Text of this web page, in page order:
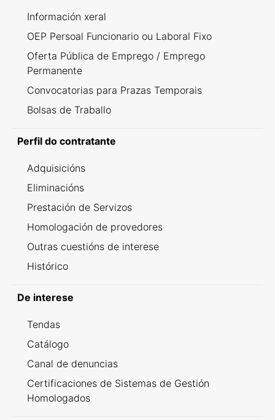
Información xeral
OEP Persoal Funcionario ou Laboral Fixo
Oferta Pública de Emprego / Emprego
Permanente
Convocatorias para Prazas Temporais
Bolsas de Traballo
Perfil do contratante
Adquisicións
Eliminacións
Prestación de Servizos
Homologación de provedores
Outras cuestións de interese
Histórico
De interese
Tendas
Catálogo
Canal de denuncias
Certificaciones de Sistemas de Gestión
Homologados